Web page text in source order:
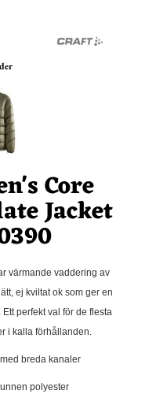
Core
Jacket
värmande vaddering av
ej kviltat ok som ger en
perfekt val för de flesta
i kalla förhållanden.
breda kanaler
polyester